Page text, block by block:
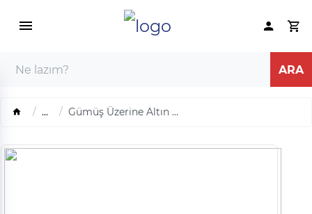
... Gümüş Üzerine Altın ...